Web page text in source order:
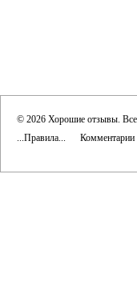
© 2026 Хорошие отзывы.
...Правила...
Комментарии